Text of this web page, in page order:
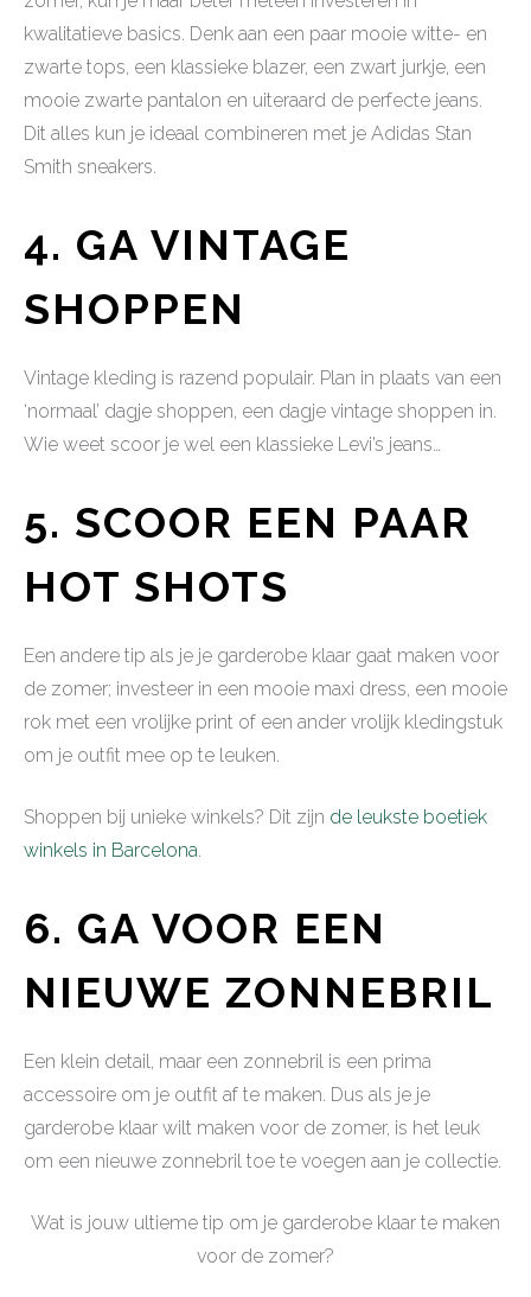
kwalitatieve basics. Denk aan een paar mooie witte- en
zwarte tops, een klassieke blazer, een zwart jurkje, een
mooie zwarte pantalon en uiteraard de perfecte jeans.
Dit alles kun je ideaal combineren met je Adidas Stan
Smith sneakers.
4. GA VINTAGE
SHOPPEN
Vintage kleding is razend populair. Plan in plaats van een
‘normaal’ dagje shoppen, een dagje vintage shoppen in.
Wie weet scoor je wel een klassieke Levi’s jeans…
5. SCOOR EEN PAAR
HOT SHOTS
Een andere tip als je je garderobe klaar gaat maken voor
de zomer; investeer in een mooie maxi dress, een mooie
rok met een vrolijke print of een ander vrolijk kledingstuk
om je outfit mee op te leuken.
Shoppen bij unieke winkels? Dit zijn de leukste boetiek
winkels in Barcelona.
6. GA VOOR EEN
NIEUWE ZONNEBRIL
Een klein detail, maar een zonnebril is een prima
accessoire om je outfit af te maken. Dus als je je
garderobe klaar wilt maken voor de zomer, is het leuk
om een nieuwe zonnebril toe te voegen aan je collectie.
Wat is jouw ultieme tip om je garderobe klaar te maken
voor de zomer?